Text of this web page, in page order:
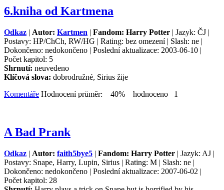
6.kniha od Kartmena
Odkaz | Autor: Kartmen | Fandom: Harry Potter | Jazyk: ČJ |
Postavy: HP/ChCh, RW/HG | Rating: bez omezení | Slash: ne |
Dokončeno: nedokončeno | Poslední aktualizace: 2003-06-10 |
Počet kapitol: 5
Shrnutí: neuvedeno
Klíčová slova: dobrodružné, Sirius žije
Komentáře Hodnocení průměr: 40% hodnoceno 1
A Bad Prank
Odkaz | Autor: faith5bye5 | Fandom: Harry Potter | Jazyk: AJ |
Postavy: Snape, Harry, Lupin, Sirius | Rating: M | Slash: ne |
Dokončeno: nedokončeno | Poslední aktualizace: 2007-06-02 |
Počet kapitol: 28